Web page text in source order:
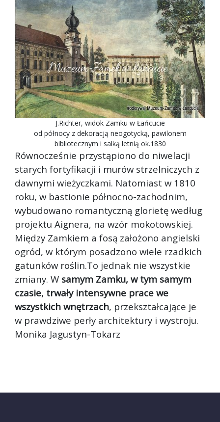
J.Richter, widok Zamku w Łańcucie
od północy z dekoracją neogotycką, pawilonem
bibliotecznym i salką letnią ok.1830
Równocześnie przystąpiono do niwelacji
starych fortyfikacji i murów strzelniczych z
dawnymi wieżyczkami. Natomiast w 1810
roku, w bastionie północno-zachodnim,
wybudowano romantyczną glorietę według
projektu Aignera, na wzór mokotowskiej.
Między Zamkiem a fosą założono angielski
ogród, w którym posadzono wiele rzadkich
gatunków roślin.To jednak nie wszystkie
zmiany. W samym Zamku, w tym samym
czasie, trwały intensywne prace we
wszystkich wnętrzach, przekształcające je
w prawdziwe perły architektury i wystroju.
Monika Jagustyn-Tokarz